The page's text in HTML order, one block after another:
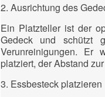
2. Ausrichtung des
Ein Platzteller ist der
Gedeck und
Verunreinigungen.
platziert, der Abstand
3. Essbesteck platzieren